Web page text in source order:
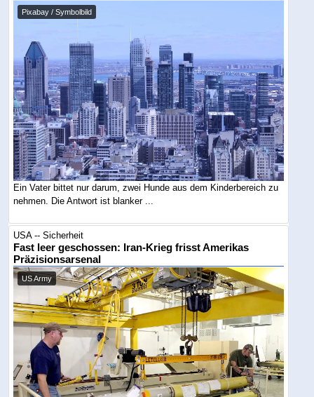
Pixabay / Symbolbild
Ein Vater bittet nur darum, zwei Hunde aus dem Kinderbereich zu
nehmen. Die Antwort ist blanker ...
USA -- Sicherheit
Fast leer geschossen: Iran-Krieg frisst Amerikas
Präzisionsarsenal
US Army